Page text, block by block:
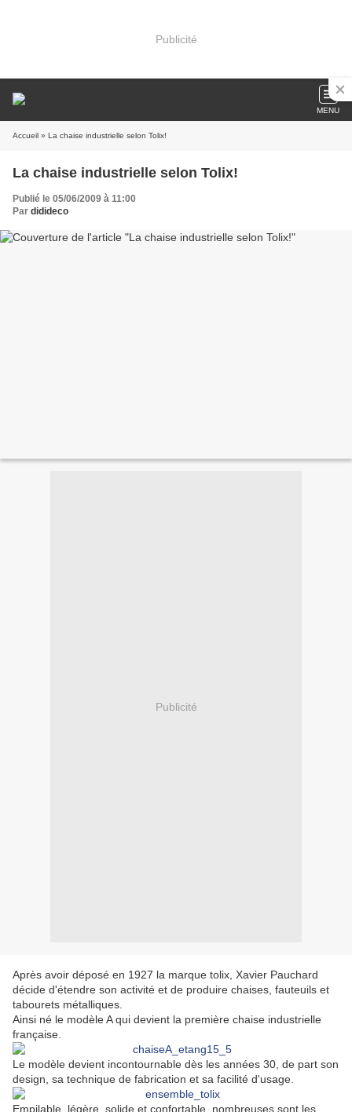
Publicité
MENU
Accueil » La chaise industrielle selon Tolix!
La chaise industrielle selon Tolix!
Publié le 05/06/2009 à 11:00
Par didideco
Publicité
Après avoir déposé en 1927 la marque tolix, Xavier Pauchard
décide d'étendre son activité et de produire chaises, fauteuils et
tabourets métalliques.
Ainsi né le modèle A qui devient la première chaise industrielle
française.
Le modèle devient incontournable dès les années 30, de part son
design, sa technique de fabrication et sa facilité d'usage.
Empilable, légère, solide et confortable, nombreuses sont les